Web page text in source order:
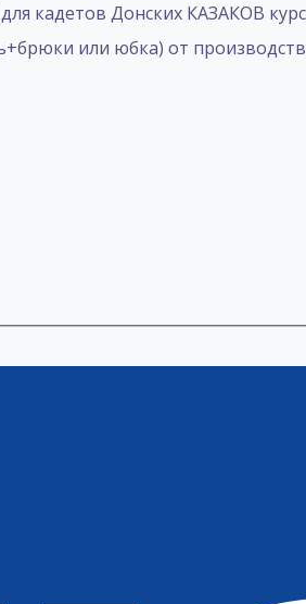
кадетов Донских КАЗАКОВ
или юбка) от